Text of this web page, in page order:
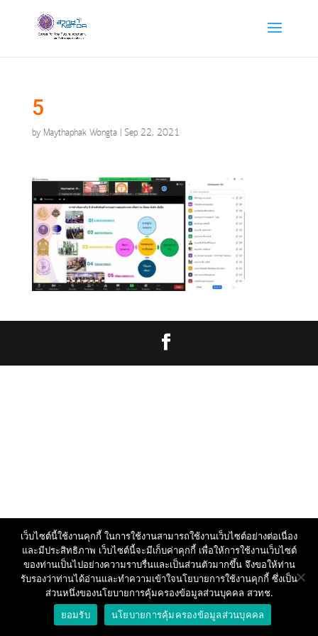
5
by Maythaphak Wongta| Sep 22, 2021
เว็บไซต์นี้ใช้งานคุกกี้ ในการใช้งานสามารถใช้งานเว็บไซต์อย่างต่อเนื่อง
และมีประสิทธิภาพ เว็บไซต์นี้จะมีเก็บค่าคุกกี้ เพื่อให้การใช้งานเว็บไซต์
ของท่านเป็นไปอย่างความราบรื่นและเป็นส่วนตัวมากขึ้น จึงขอให้ท่าน
รับรองว่าท่านได้อ่านและทำความเข้าใจนโยบายการใช้งานคุกกี้ ซึ่งเป็น
ส่วนหนึ่งของนโยบายการคุ้มครองข้อมูลส่วนบุคคล สวทช.
ยอมรับ
นโยบายการคุ้มครองข้อมูลส่วนบุคคล